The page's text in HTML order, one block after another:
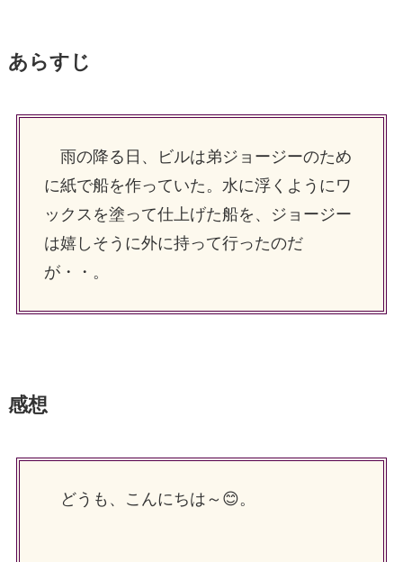
あらすじ
雨の降る日、ビルは弟ジョージーのため
に紙で船を作っていた。水に浮くようにワ
ックスを塗って仕上げた船を、ジョージー
は嬉しそうに外に持って行ったのだ
が・・。
感想
どうも、こんにちは～😊。